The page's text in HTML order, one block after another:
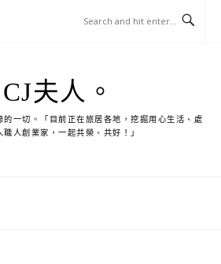
CJ夫人。
一切。「目前正在旅居各地，挖掘用心生活、處
人創業家，一起共榮、共好！」